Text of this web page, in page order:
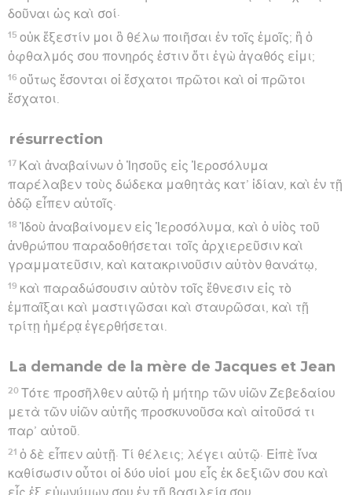
δοῦναι ὡς καὶ σοί·
15 οὐκ ἔξεστίν μοι ὃ θέλω ποιῆσαι ἐν τοῖς ἐμοῖς; ἢ ὁ
ὀφθαλμός σου πονηρός ἐστιν ὅτι ἐγὼ ἀγαθός εἰμι;
16 οὕτως ἔσονται οἱ ἔσχατοι πρῶτοι καὶ οἱ πρῶτοι
ἔσχατοι.
résurrection
17 Καὶ ἀναβαίνων ὁ Ἰησοῦς εἰς Ἱεροσόλυμα
παρέλαβεν τοὺς δώδεκα μαθητὰς κατ’ ἰδίαν, καὶ ἐν τῇ
ὁδῷ εἶπεν αὐτοῖς·
18 Ἰδοὺ ἀναβαίνομεν εἰς Ἱεροσόλυμα, καὶ ὁ υἱὸς τοῦ
ἀνθρώπου παραδοθήσεται τοῖς ἀρχιερεῦσιν καὶ
γραμματεῦσιν, καὶ κατακρινοῦσιν αὐτὸν θανάτῳ,
19 καὶ παραδώσουσιν αὐτὸν τοῖς ἔθνεσιν εἰς τὸ
ἐμπαῖξαι καὶ μαστιγῶσαι καὶ σταυρῶσαι, καὶ τῇ
τρίτῃ ἡμέρᾳ ἐγερθήσεται.
La demande de la mère de Jacques et Jean
20 Τότε προσῆλθεν αὐτῷ ἡ μήτηρ τῶν υἱῶν Ζεβεδαίου
μετὰ τῶν υἱῶν αὐτῆς προσκυνοῦσα καὶ αἰτοῦσά τι
παρ’ αὐτοῦ.
21 ὁ δὲ εἶπεν αὐτῇ· Τί θέλεις; λέγει αὐτῷ· Εἰπὲ ἵνα
καθίσωσιν οὗτοι οἱ δύο υἱοί μου εἷς ἐκ δεξιῶν σου καὶ
εἷς ἐξ εὐωνύμων σου ἐν τῇ βασιλείᾳ σου.